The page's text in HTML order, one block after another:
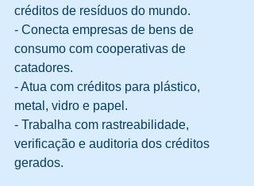
créditos de resíduos do mundo.
- Conecta empresas de bens de
consumo com cooperativas de
catadores.
- Atua com créditos para plástico,
metal, vidro e papel.
- Trabalha com rastreabilidade,
verificação e auditoria dos créditos
gerados.